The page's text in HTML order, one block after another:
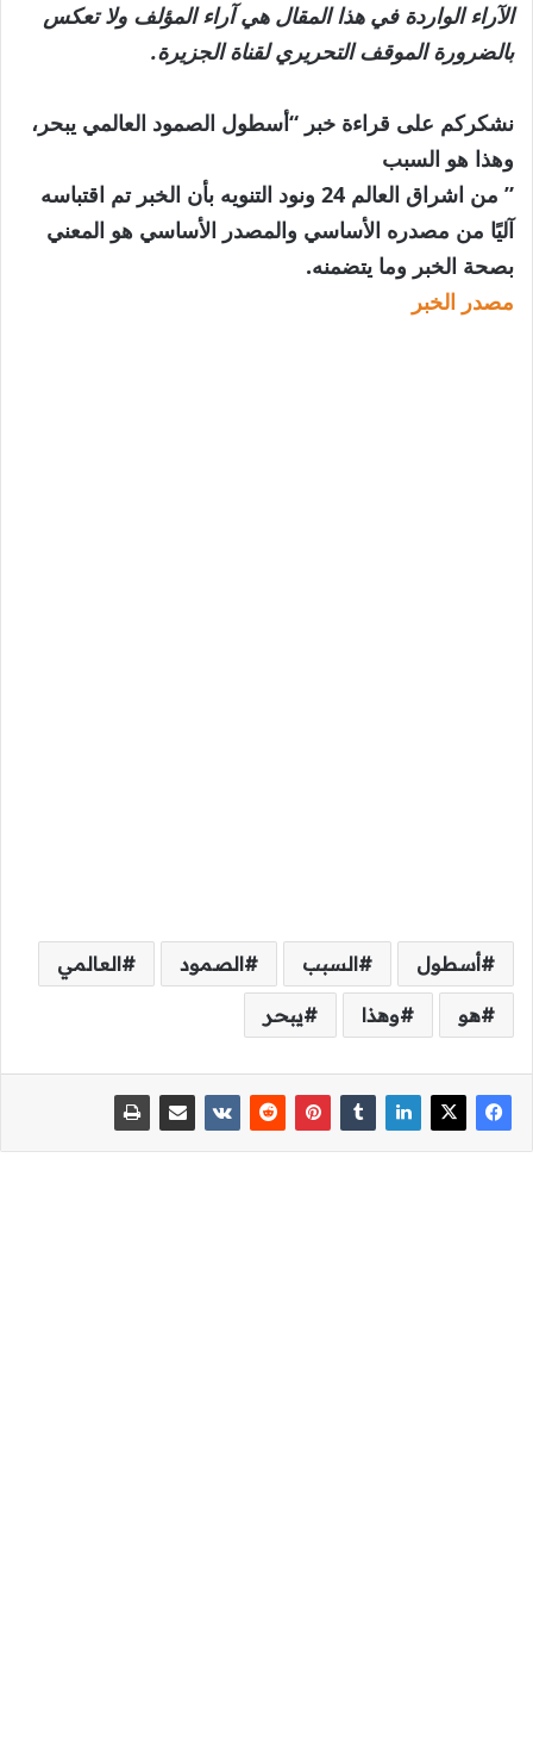
الآراء الواردة في هذا المقال هي آراء المؤلف ولا تعكس
بالضرورة الموقف التحريري لقناة الجزيرة.
نشكركم على قراءة خبر “أسطول الصمود العالمي يبحر،
وهذا هو السبب
” من اشراق العالم 24 ونود التنويه بأن الخبر تم اقتباسه
آليًا من مصدره الأساسي والمصدر الأساسي هو المعني
بصحة الخبر وما يتضمنه.
مصدر الخبر
أسطول السبب الصمود العالمي
هو وهذا يبحر